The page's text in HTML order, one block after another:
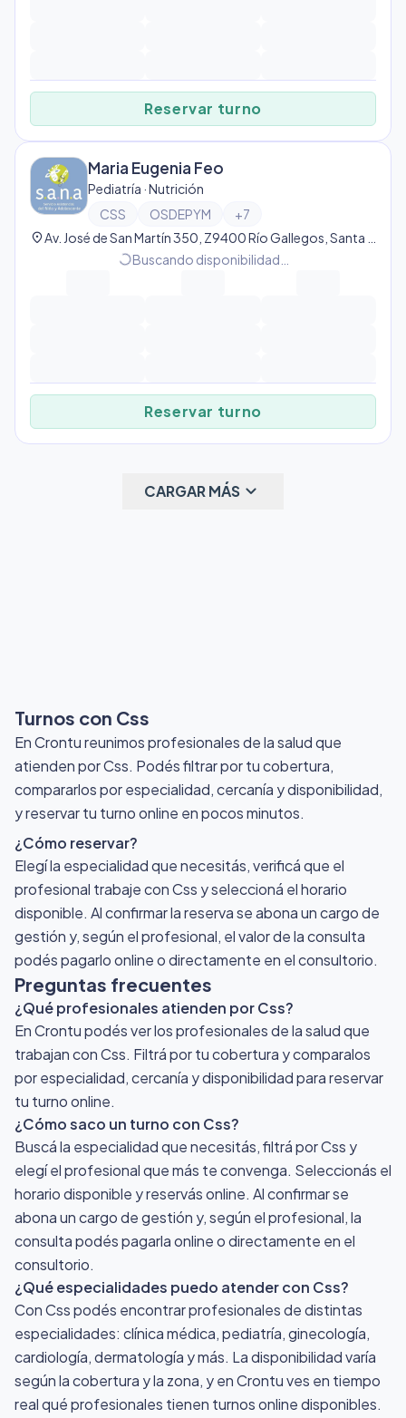
Reservar turno
Maria Eugenia Feo
Pediatría · Nutrición
CSS
OSDEPYM +7
location_on
progress_activityBuscando disponibilidad…
Reservar turno
CARGAR MÁS keyboard_arrow_down
Turnos con Css
En Crontu reunimos profesionales de la salud que
atienden por Css. Podés filtrar por tu cobertura,
compararlos por especialidad, cercanía y disponibilidad,
y reservar tu turno online en pocos minutos.
¿Cómo reservar?
Elegí la especialidad que necesitás, verificá que el
profesional trabaje con Css y seleccioná el horario
disponible. Al confirmar la reserva se abona un cargo de
gestión y, según el profesional, el valor de la consulta
podés pagarlo online o directamente en el consultorio.
Preguntas frecuentes
¿Qué profesionales atienden por Css?
En Crontu podés ver los profesionales de la salud que
trabajan con Css. Filtrá por tu cobertura y comparalos
por especialidad, cercanía y disponibilidad para reservar
tu turno online.
¿Cómo saco un turno con Css?
Buscá la especialidad que necesitás, filtrá por Css y
elegí el profesional que más te convenga. Seleccionás el
horario disponible y reservás online. Al confirmar se
abona un cargo de gestión y, según el profesional, la
consulta podés pagarla online o directamente en el
consultorio.
¿Qué especialidades puedo atender con Css?
Con Css podés encontrar profesionales de distintas
especialidades: clínica médica, pediatría, ginecología,
cardiología, dermatología y más. La disponibilidad varía
según la cobertura y la zona, y en Crontu ves en tiempo
real qué profesionales tienen turnos online disponibles.